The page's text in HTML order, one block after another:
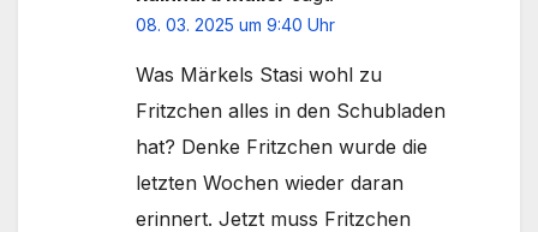
08. 03. 2025 um 9:40 Uhr
Was Märkels Stasi wohl zu
Fritzchen alles in den Schubladen
hat? Denke Fritzchen wurde die
letzten Wochen wieder daran
erinnert. Jetzt muss Fritzchen